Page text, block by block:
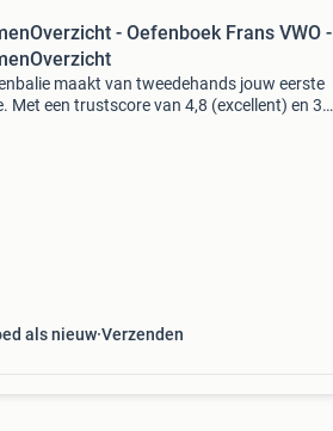
- Oefenboek Frans VWO -
maakt van tweedehands jouw eerste
Met een trustscore van 4,8 (excellent) en 30
als nieuw Verzenden